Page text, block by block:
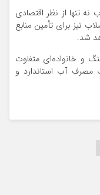
نه تنها از نظر اقتصادی
نیز برای تأمین منابع
شد.
و خانواده‌ای متفاوت
مصرف آب استاندارد و